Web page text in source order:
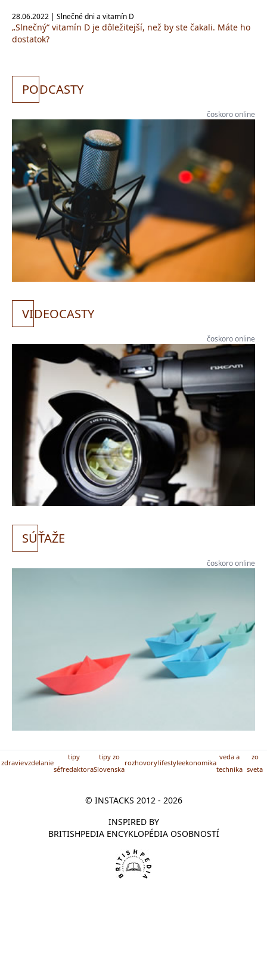
28.06.2022 | Slnečné dni a vitamín D
„Slnečný“ vitamín D je dôležitejší, než by ste čakali. Máte ho
dostatok?
PODCASTY
čoskoro online
VIDEOCASTY
čoskoro online
SÚŤAŽE
čoskoro online
zdravievzdelanie
tipy
séfredaktora
tipy zo
Slovenska
rozhovorylifestyleekonomika
veda a
technika
zo
sveta
© INSTACKS 2012 - 2026
INSPIRED BY
BRITISHPEDIA ENCYKLOPÉDIA OSOBNOSTÍ